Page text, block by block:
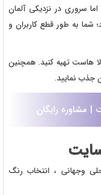
سروری در نزدیکی آلمان
شما به طور قطع کاربران و
هاست تهیه کنید. همچنین
مشاوره رایگان
وجهانی ، انتخاب رنگ